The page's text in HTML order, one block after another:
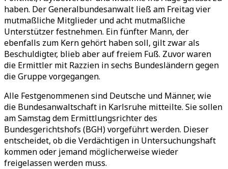
haben. Der Generalbundesanwalt ließ am Freitag vier
mutmaßliche Mitglieder und acht mutmaßliche
Unterstützer festnehmen. Ein fünfter Mann, der
ebenfalls zum Kern gehört haben soll, gilt zwar als
Beschuldigter, blieb aber auf freiem Fuß. Zuvor waren
die Ermittler mit Razzien in sechs Bundesländern gegen
die Gruppe vorgegangen.
Alle Festgenommenen sind Deutsche und Männer, wie
die Bundesanwaltschaft in Karlsruhe mitteilte. Sie sollen
am Samstag dem Ermittlungsrichter des
Bundesgerichtshofs (BGH) vorgeführt werden. Dieser
entscheidet, ob die Verdächtigen in Untersuchungshaft
kommen oder jemand möglicherweise wieder
freigelassen werden muss.